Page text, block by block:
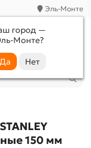
Эль-Монте
город —
Монте?
+7 (988) 233-44-52
150 мм